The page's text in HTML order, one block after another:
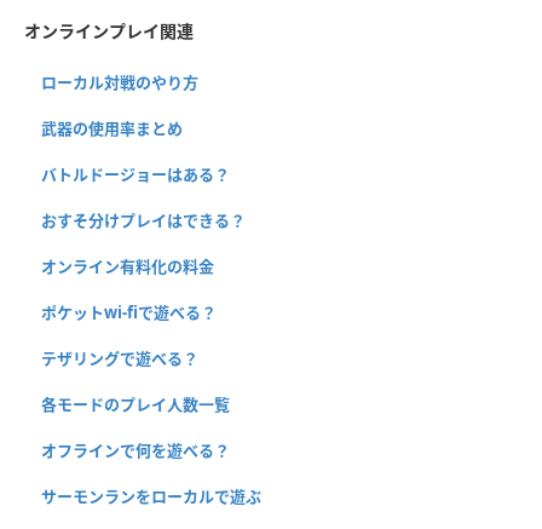
オンラインプレイ関連
ローカル対戦のやり方
武器の使用率まとめ
バトルドージョーはある？
おすそ分けプレイはできる？
オンライン有料化の料金
ポケットwi-fiで遊べる？
テザリングで遊べる？
各モードのプレイ人数一覧
オフラインで何を遊べる？
サーモンランをローカルで遊ぶ